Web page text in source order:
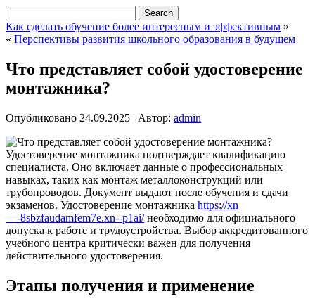
Как сделать обучение более интересным и эффективным »
« Перспективы развития школьного образования в будущем
Что представляет собой удостоверение
монтажника?
Опубликовано 24.09.2025 | Автор: admin
Удостоверение монтажника подтверждает квалификацию
специалиста. Оно включает данные о профессиональных
навыках, таких как монтаж металлоконструкций или
трубопроводов. Документ выдают после обучения и сдачи
экзаменов. Удостоверение монтажника https://xn
—-8sbzfaudamfem7e.xn--p1ai/необходимо для официального
допуска к работе и трудоустройства. Выбор аккредитованного
учебного центра критически важен для получения
действительного удостоверения.
Этапы получения и применение